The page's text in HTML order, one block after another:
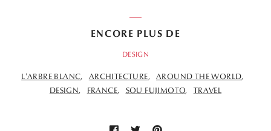
ENCORE PLUS DE
DESIGN
L'ARBRE BLANC ARCHITECTURE
AROUND THE WORLD
DESIGN
FRANCE SOU FUJIMOTO TRAVEL